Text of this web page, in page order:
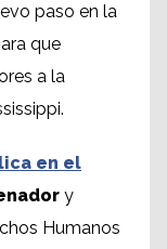
paso en la
que
a la
en el
y
Humanos